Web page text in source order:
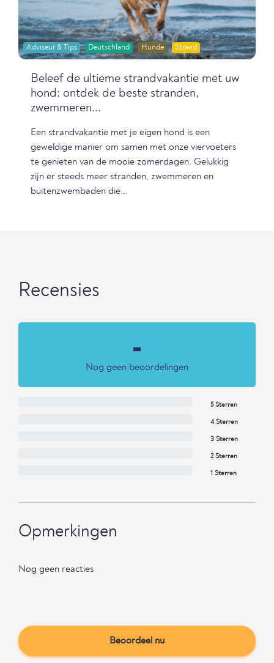
Adviseur & Tips Deutschland Hunde Strand
Beleef de ultieme strandvakantie met uw
hond: ontdek de beste stranden,
zwemmeren...
Een strandvakantie met je eigen hond is een
geweldige manier om samen met onze viervoeters
te genieten van de mooie zomerdagen. Gelukkig
zijn er steeds meer stranden, zwemmeren en
buitenzwembaden die...
Recensies
-
Nog geen beoordelingen
5 Sterren
4 Sterren
3 Sterren
2 Sterren
1 Sterren
Opmerkingen
Nog geen reacties
Beoordeel nu